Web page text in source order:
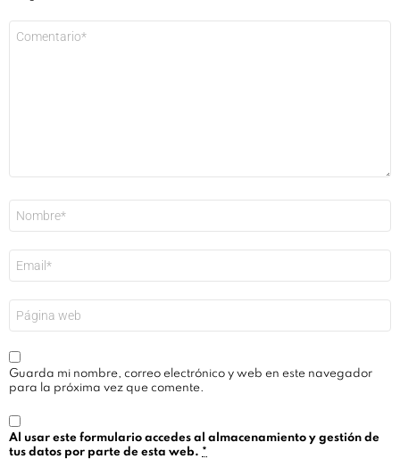
electrónico
*
Guarda mi nombre, correo electrónico y web en este navegador
para la próxima vez que comente.
Al usar este formulario accedes al almacenamiento y gestión de
tus datos por parte de esta web. *